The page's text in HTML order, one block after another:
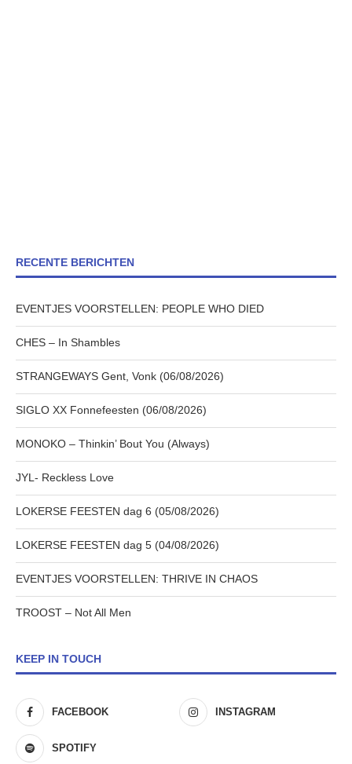
RECENTE BERICHTEN
EVENTJES VOORSTELLEN: PEOPLE WHO DIED
CHES – In Shambles
STRANGEWAYS Gent, Vonk (06/08/2026)
SIGLO XX Fonnefeesten (06/08/2026)
MONOKO – Thinkin’ Bout You (Always)
JYL- Reckless Love
LOKERSE FEESTEN dag 6 (05/08/2026)
LOKERSE FEESTEN dag 5 (04/08/2026)
EVENTJES VOORSTELLEN: THRIVE IN CHAOS
TROOST – Not All Men
KEEP IN TOUCH
FACEBOOK INSTAGRAM
SPOTIFY